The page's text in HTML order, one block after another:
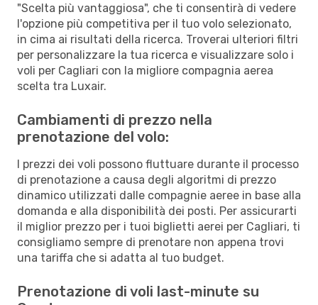
"Scelta più vantaggiosa", che ti consentirà di vedere
l'opzione più competitiva per il tuo volo selezionato,
in cima ai risultati della ricerca. Troverai ulteriori filtri
per personalizzare la tua ricerca e visualizzare solo i
voli per Cagliari con la migliore compagnia aerea
scelta tra Luxair.
Cambiamenti di prezzo nella
prenotazione del volo:
I prezzi dei voli possono fluttuare durante il processo
di prenotazione a causa degli algoritmi di prezzo
dinamico utilizzati dalle compagnie aeree in base alla
domanda e alla disponibilità dei posti. Per assicurarti
il miglior prezzo per i tuoi biglietti aerei per Cagliari, ti
consigliamo sempre di prenotare non appena trovi
una tariffa che si adatta al tuo budget.
Prenotazione di voli last-minute su